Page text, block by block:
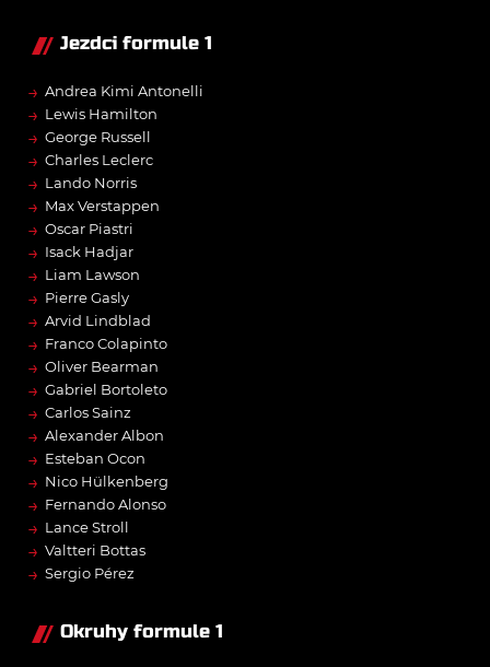
Jezdci formule 1
→ Andrea Kimi Antonelli
→ Lewis Hamilton
→ George Russell
→ Charles Leclerc
→ Lando Norris
→ Max Verstappen
→ Oscar Piastri
→ Isack Hadjar
→ Liam Lawson
→ Pierre Gasly
→ Arvid Lindblad
→ Franco Colapinto
→ Oliver Bearman
→ Gabriel Bortoleto
→ Carlos Sainz
→ Alexander Albon
→ Esteban Ocon
→ Nico Hülkenberg
→ Fernando Alonso
→ Lance Stroll
→ Valtteri Bottas
→ Sergio Pérez
Okruhy formule 1